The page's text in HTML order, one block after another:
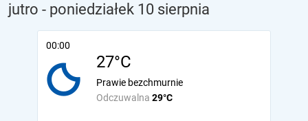
jutro - poniedziałek 10 sierpnia
00:00
27°C
Odczuwalna 29°C
Prawie bezchmurnie